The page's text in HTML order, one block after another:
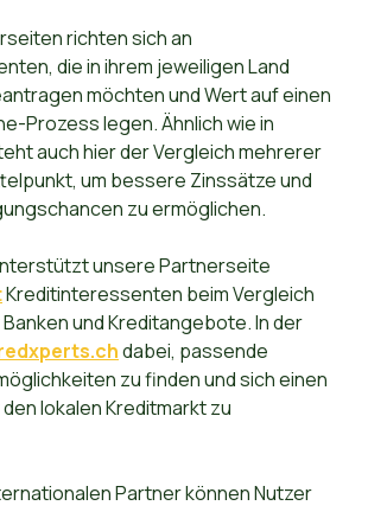
richten sich an
die in ihrem jeweiligen Land
möchten und Wert auf einen
Prozess legen. Ähnlich wie in
auch hier der Vergleich mehrerer
um bessere Zinssätze und
zu ermöglichen.
unsere Partnerseite
Kreditinteressenten beim Vergleich
und Kreditangebote. In der
dabei, passende
zu finden und sich einen
lokalen Kreditmarkt zu
Partner können Nutzer